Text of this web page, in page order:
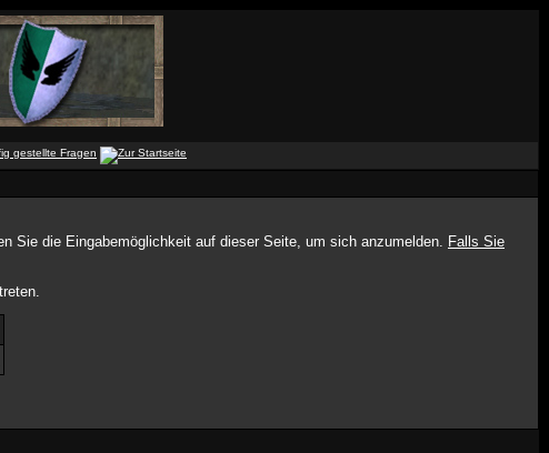
Sie die Eingabemöglichkeit auf dieser Seite, um sich anzumelden. Falls Sie